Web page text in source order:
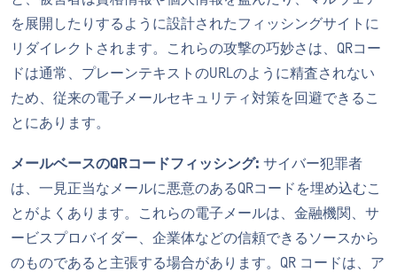
を展開したりするように設計されたフィッシングサイトに
リダイレクトされます。これらの攻撃の巧妙さは、QRコー
ドは通常、プレーンテキストのURLのように精査されない
ため、従来の電子メールセキュリティ対策を回避できるこ
とにあります。
メールベースのQRコードフィッシング: サイバー犯罪者
は、一見正当なメールに悪意のあるQRコードを埋め込むこ
とがよくあります。これらの電子メールは、金融機関、サ
ービスプロバイダー、企業体などの信頼できるソースから
のものであると主張する場合があります。QR コードは、ア